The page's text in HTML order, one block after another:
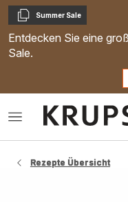
Kopieren
Summer Sale
Entdecken Sie eine
Sale.
Das
Rezepte Übersicht